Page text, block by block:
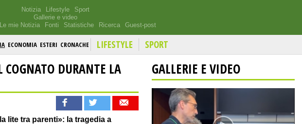
Notizia Lifestyle
Sport
Gallerie e video
Le mie Notizia Fonti Statistiche Ricerca Guest-post
ECONOMIA ESTERI CRONACHE LIFESTYLE SPORT
COGNATO DURANTE LA
lite tra parenti»: la tragedia a
GALLERIE E VIDEO